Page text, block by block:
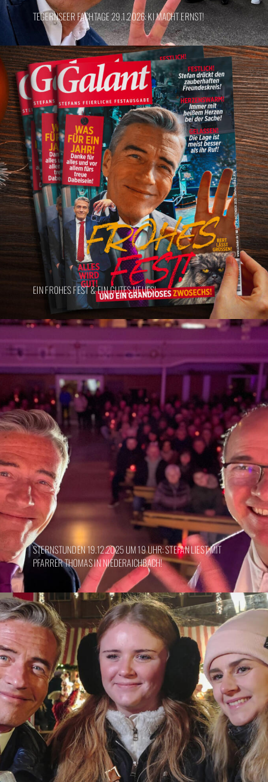
TEGERNSEER FACHTAGE 29.1.2026: KI MACHT ERNST!
EIN FROHES FEST & EIN GUTES NEUES!
STERNSTUNDEN 19.12.2025 UM 19 UHR: STEFAN LIEST MIT
PFARRER THOMAS IN NIEDERAICHBACH!